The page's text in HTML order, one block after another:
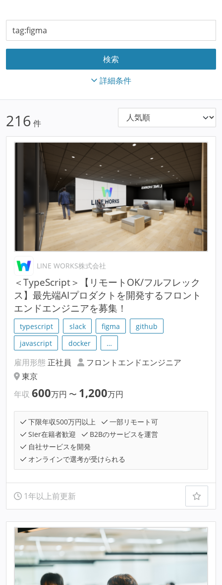
詳細条件
216 件
LINE WORKS株式会社
＜TypeScript＞【リモートOK/フルフレック
ス】最先端AIプロダクトを開発するフロント
エンドエンジニアを募集！
typescript slack figma
github
javascript
docker …
雇用形態 正社員
フロントエンドエンジニア
東京
年収 600万円 〜 1,200万円
下限年収500万円以上
一部リモート可
SIer在籍者歓迎
B2Bのサービスを運営
自社サービスを開発
オンラインで選考が受けられる
1年以上前更新